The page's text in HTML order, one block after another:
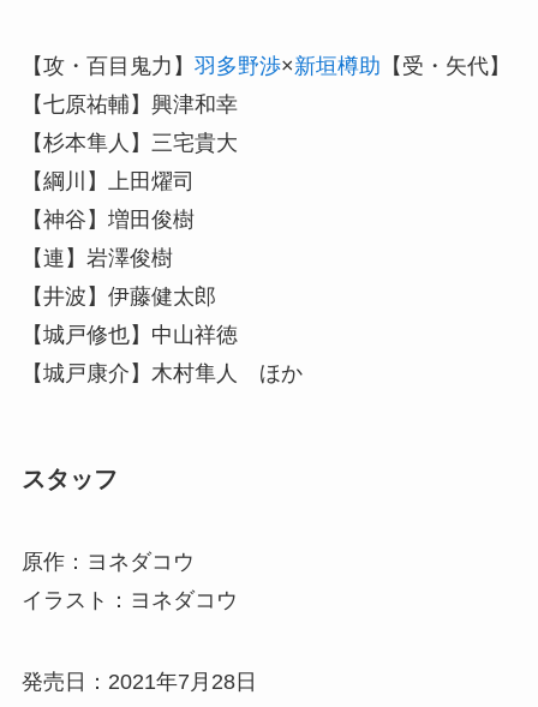
【攻・百目鬼力】 羽多野渉×新垣樽助 【受・矢代】
【七原祐輔】興津和幸
【杉本隼人】三宅貴大
【綱川】上田燿司
【神谷】増田俊樹
【連】岩澤俊樹
【井波】伊藤健太郎
【城戸修也】中山祥徳
【城戸康介】木村隼人 ほか
スタッフ
原作：ヨネダコウ
イラスト：ヨネダコウ
発売日：2021年7月28日